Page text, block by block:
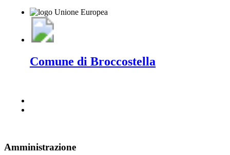
Comune di Broccostella
Amministrazione